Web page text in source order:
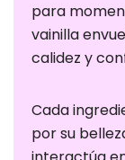
para
vainilla
calidez y
Cada
por su